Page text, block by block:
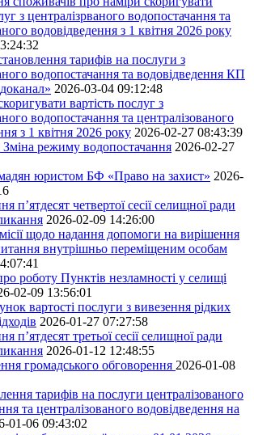
з централізрваного водопостачання та
водовідведення з 1 квітня 2026 року
тарифів на послуги з
водопостачання та водовідведення КП
2026-03-04 09:12:48
вартість послуг з
водопостачання та централізованого
з 1 квітня 2026 року 2026-02-27 08:43:39
режиму водопостачання 2026-02-27
юристом БФ «Право на захист» 2026-
п’ятдесят четвертої сесії селищної ради
2026-02-09 14:26:00
щодо надання допомоги на вирішення
внутрішньо переміщеним особам
роботу Пунктів незламності у селищі
02-09 13:56:01
вартості послуги з вивезення рідких
2026-01-27 07:27:58
п’ятдесят третьої сесії селищної ради
2026-01-12 12:48:55
громадського обговорення 2026-01-08
тарифів на послуги централізованого
та централізованого водовідведення на
01-06 09:43:02